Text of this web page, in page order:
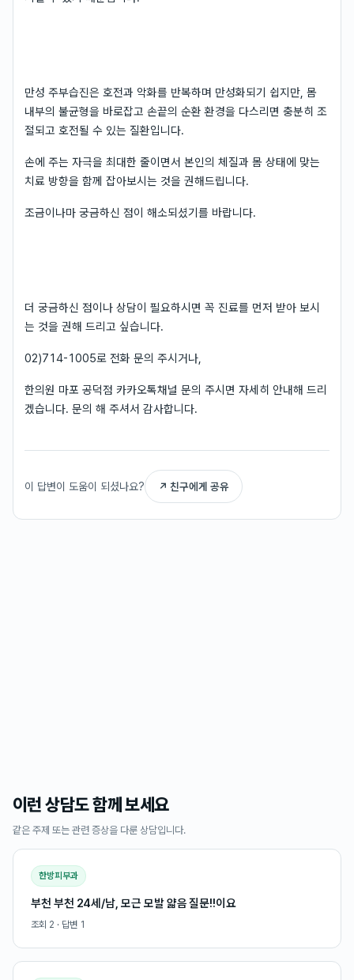
만성 주부습진은 호전과 악화를 반복하며 만성화되기 쉽지만, 몸
내부의 불균형을 바로잡고 손끝의 순환 환경을 다스리면 충분히 조
절되고 호전될 수 있는 질환입니다.
손에 주는 자극을 최대한 줄이면서 본인의 체질과 몸 상태에 맞는
치료 방향을 함께 잡아보시는 것을 권해드립니다.
조금이나마 궁금하신 점이 해소되셨기를 바랍니다.
더 궁금하신 점이나 상담이 필요하시면 꼭 진료를 먼저 받아 보시
는 것을 권해 드리고 싶습니다.
02)714-1005로 전화 문의 주시거나,
한의원 마포 공덕점 카카오톡채널 문의 주시면 자세히 안내해 드리
겠습니다. 문의 해 주셔서 감사합니다.
이 답변이 도움이 되셨나요? ↗ 친구에게 공유
이런 상담도 함께 보세요
같은 주제 또는 관련 증상을 다룬 상담입니다.
한방피부과
부천 부천 24세/남, 모근 모발 얇음 질문!!이요
조회 2 · 답변 1